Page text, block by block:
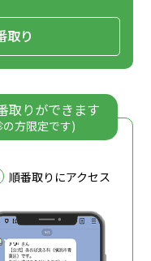
取り
取りができます
方限定です)
順番取りにアクセス